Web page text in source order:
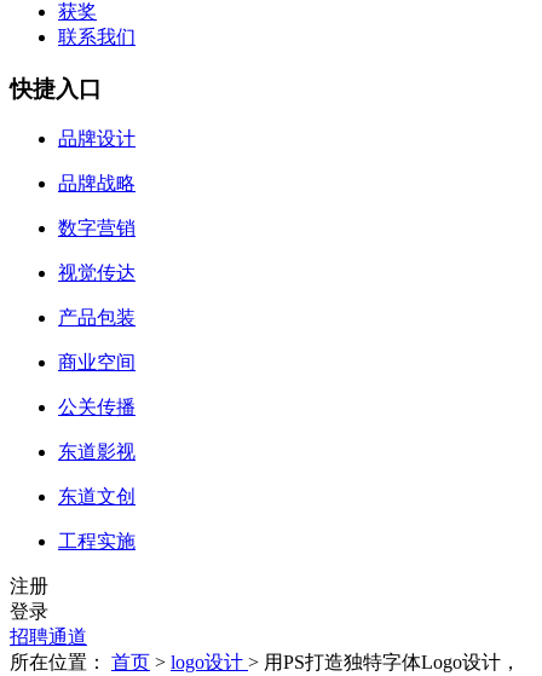
获奖
联系我们
快捷入口
品牌设计
品牌战略
数字营销
视觉传达
产品包装
商业空间
公关传播
东道影视
东道文创
工程实施
注册
登录
招聘通道
所在位置： 首页 > logo设计 > 用PS打造独特字体Logo设计，